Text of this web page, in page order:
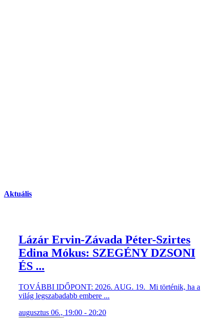
Aktuális
Lázár Ervin-Závada Péter-Szirtes
Edina Mókus: SZEGÉNY DZSONI
ÉS ...
TOVÁBBI IDŐPONT: 2026. AUG. 19. Mi történik, ha a
világ legszabadabb embere ...
augusztus 06., 19:00 - 20:20